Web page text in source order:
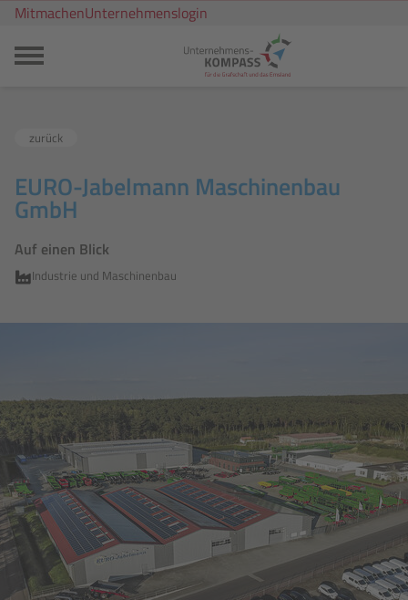
MitmachenUnternehmenslogin
zurück
EURO-Jabelmann Maschinenbau
GmbH
Auf einen Blick
Industrie und Maschinenbau